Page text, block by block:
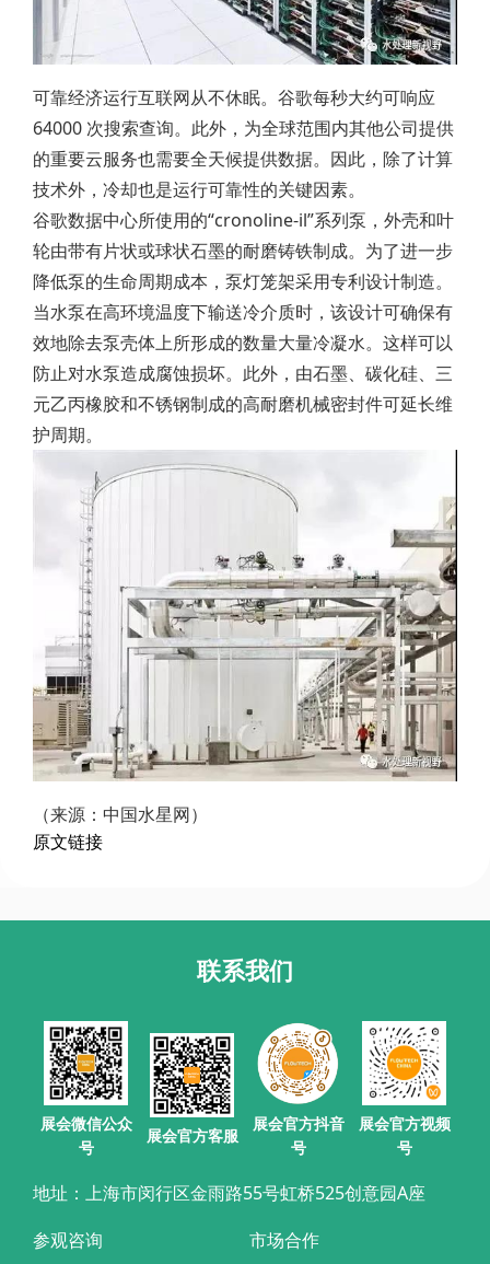
可靠经济运行互联网从不休眠。谷歌每秒大约可响应
64000 次搜索查询。此外，为全球范围内其他公司提供
的重要云服务也需要全天候提供数据。因此，除了计算
技术外，冷却也是运行可靠性的关键因素。
谷歌数据中心所使用的“cronoline-il”系列泵，外壳和叶
轮由带有片状或球状石墨的耐磨铸铁制成。为了进一步
降低泵的生命周期成本，泵灯笼架采用专利设计制造。
当水泵在高环境温度下输送冷介质时，该设计可确保有
效地除去泵壳体上所形成的数量大量冷凝水。这样可以
防止对水泵造成腐蚀损坏。此外，由石墨、碳化硅、三
元乙丙橡胶和不锈钢制成的高耐磨机械密封件可延长维
护周期。
（来源：中国水星网）
原文链接
联系我们
展会微信公众
号
展会官方客服
展会官方抖音
号
展会官方视频
号
地址：上海市闵行区金雨路55号虹桥525创意园A座
参观咨询
市场合作